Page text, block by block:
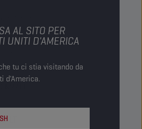
AL SITO PER
UNITI D'AMERICA
tu ci stia visitando da
d'America.
-
LT